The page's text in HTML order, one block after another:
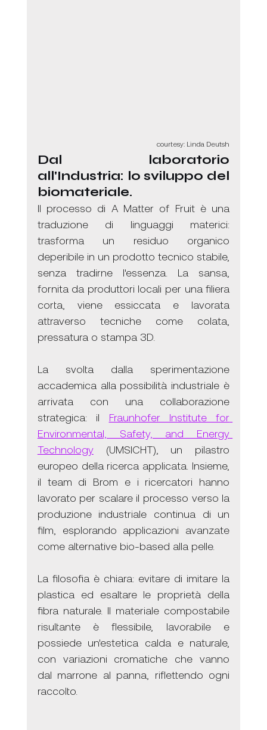
courtesy: Linda Deutsh
Dal laboratorio
all'Industria: lo sviluppo del
biomateriale.
Il processo di A Matter of Fruit è una
traduzione di linguaggi materici:
trasforma un residuo organico
deperibile in un prodotto tecnico stabile,
senza tradirne l'essenza. La sansa,
fornita da produttori locali per una filiera
corta, viene essiccata e lavorata
attraverso tecniche come colata,
pressatura o stampa 3D.
La svolta dalla sperimentazione
accademica alla possibilità industriale è
arrivata con una collaborazione
strategica: il Fraunhofer Institute for
Environmental, Safety, and Energy
Technology (UMSICHT), un pilastro
europeo della ricerca applicata. Insieme,
il team di Brom e i ricercatori hanno
lavorato per scalare il processo verso la
produzione industriale continua di un
film, esplorando applicazioni avanzate
come alternative bio-based alla pelle.
La filosofia è chiara: evitare di imitare la
plastica ed esaltare le proprietà della
fibra naturale. Il materiale compostabile
risultante è flessibile, lavorabile e
possiede un'estetica calda e naturale,
con variazioni cromatiche che vanno
dal marrone al panna, riflettendo ogni
raccolto.